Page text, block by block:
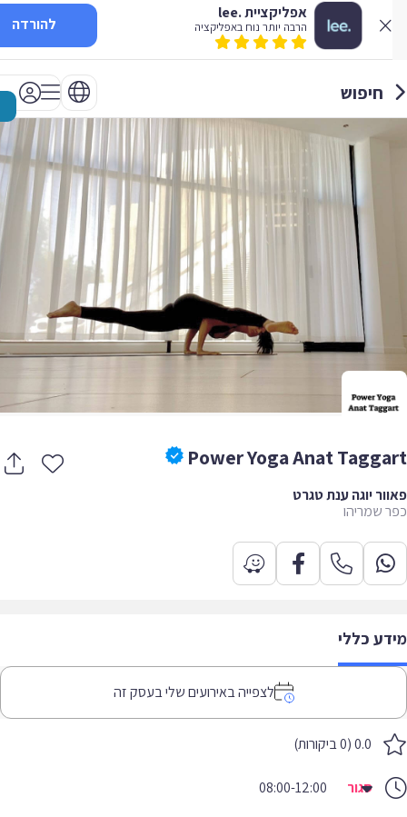
אפליקציית .lee
הרבה יותר נוח באפליקציה להורדה
חיפוש
Power Yoga Anat
יוגה ענת טגרט
שמריהו
כללי
לצפייה באירועים שלי בעסק זה
0.0 (0 ביקורות)
סגור 08:00-12:00